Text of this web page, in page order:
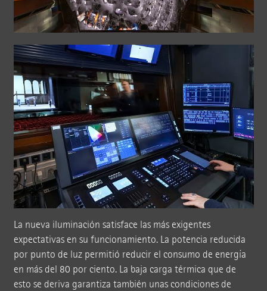
La nueva iluminación satisface las más exigentes
expectativas en su funcionamiento. La potencia reducida
por punto de luz permitió reducir el consumo de energía
en más del 80 por ciento. La baja carga térmica que de
esto se deriva garantiza también unas condiciones de